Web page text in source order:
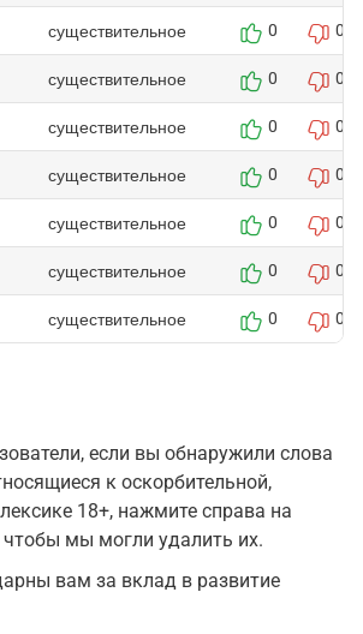
существительное 0 0
существительное 0 0
существительное 0 0
существительное 0 0
существительное 0 0
существительное 0 0
существительное 0 0
если вы обнаружили слова
к оскорбительной,
18+, нажмите справа на
мы могли удалить их.
вам за вклад в развитие